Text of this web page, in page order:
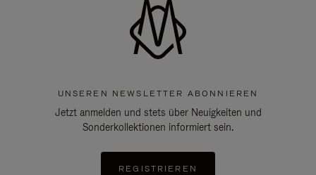
UNSEREN NEWSLETTER ABONNIEREN
Jetzt anmelden und stets über Neuigkeiten und
Sonderkollektionen informiert sein.
REGISTRIEREN